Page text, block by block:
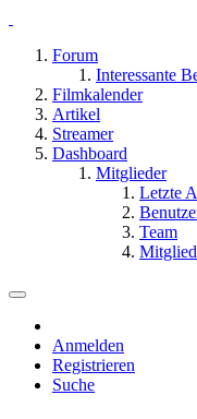
Forum
Interessante
Filmkalender
Artikel
Streamer
Dashboard
Mitglieder
Letzte
Team
Anmelden
Registrieren
Suche